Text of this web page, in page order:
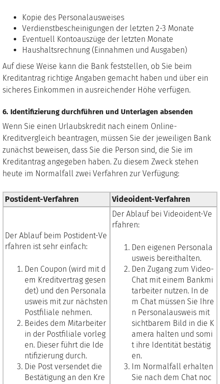
Kopie des Personalausweises
Verdienstbescheinigungen der letzten 2-3 Monate
Eventuell Kontoauszüge der letzten Monate
Haushaltsrechnung (Einnahmen und Ausgaben)
Auf diese Weise kann die Bank feststellen, ob Sie beim
Kreditantrag richtige Angaben gemacht haben und über ein
sicheres Einkommen in ausreichender Höhe verfügen.
6. Identifizierung durchführen und Unterlagen absenden
Wenn Sie einen Urlaubskredit nach einem Online-
Kreditvergleich beantragen, müssen Sie der jeweiligen Bank
zunächst beweisen, dass Sie die Person sind, die Sie im
Kreditantrag angegeben haben. Zu diesem Zweck stehen
heute im Normalfall zwei Verfahren zur Verfügung:
Postident-Verfahren Videoident-Verfahren
Der Ablauf beim Postident-Ve
rfahren ist sehr einfach:
Den Coupon (wird mit d
em Kreditvertrag gesen
det) und den Personala
usweis mit zur nächsten
Postfiliale nehmen.
Beides dem Mitarbeiter
in der Postfiliale vorleg
en. Dieser führt die Ide
ntifizierung durch.
Die Post versendet die
Bestätigung an den Kre
Der Ablauf bei Videoident-Ve
rfahren:
Den eigenen Personala
usweis bereithalten.
Den Zugang zum Video-
Chat mit einem Bankmi
tarbeiter nutzen. In de
m Chat müssen Sie Ihre
n Personalausweis mit
sichtbarem Bild in die K
amera halten und somi
t ihre Identität bestätig
en.
Im Normalfall erhalten
Sie nach dem Chat noc